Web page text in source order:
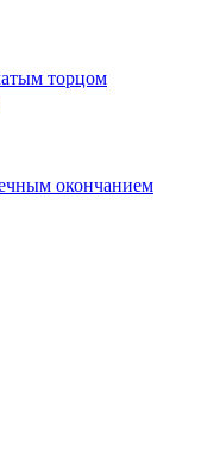
торцом
окончанием